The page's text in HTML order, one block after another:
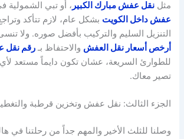
مثلنقل عفش مبارك الكبير ، أو تبي
عفش داخل الكويت بشكل عام، لازم تتأكد
التنزيل السليم والتركيب بأفضل صوره. ولا تنسى
أرخص أسعار نقل العفش والاحتفاظ بـرقم
للطوارئ السريعة، عشان تكون دايماً مستعد
تصير معاك.
الجزء الثالث: نقل عفش وتخزين قرطبة
وصلنا للثلث الأخير والمهم جداً من رحلتنا في